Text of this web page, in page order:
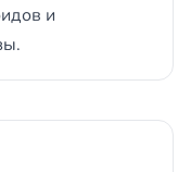
и